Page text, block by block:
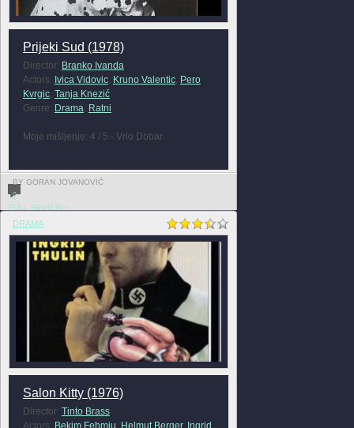
Prijeki Sud (1978)
Director: Branko Ivanda
Actors: Ivica Vidovic, Kruno Valentic, Pero
Kvrgic, Tanja Knezić
Genre: Drama Ratni
Moje mišljenje: 4 / 5 - Vrlo Dobar
BY GORAN JOVANOVIĆ
0
FULL REVIEW »
DRAMA
Salon Kitty (1976)
Director: Tinto Brass
Actors: Bekim Fehmiu Helmut Berger, Ingrid